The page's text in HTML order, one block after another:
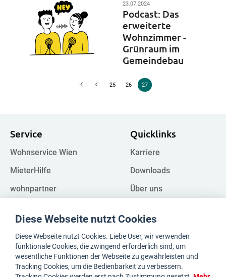
23.07.2024
Podcast: Das
erweiterte
Wohnzimmer -
Grünraum im
Gemeindebau
25 26 27
Service
Wohnservice Wien
MieterHilfe
wohnpartner
Impressum
Datenschutz
Quicklinks
Karriere
Downloads
Über uns
Register
Whistleblower
Diese Webseite nutzt Cookies
Diese Webseite nutzt Cookies. Liebe User, wir verwenden
funktionale Cookies, die zwingend erforderlich sind, um
wesentliche Funktionen der Webseite zu gewährleisten und
Tracking Cookies, um die Bedienbarkeit zu verbessern.